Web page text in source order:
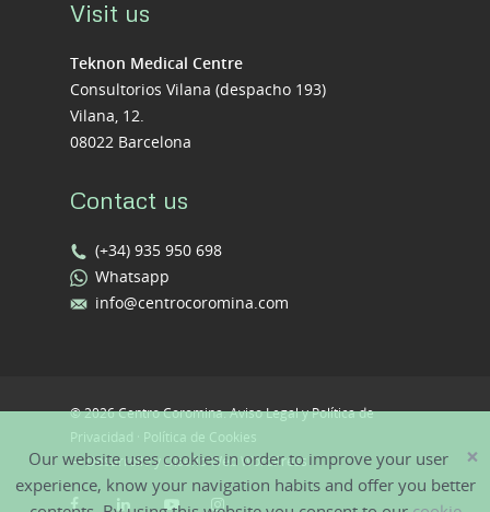
Visit us
Teknon Medical Centre
Consultorios Vilana (despacho 193)
Vilana, 12.
08022 Barcelona
Contact us
(+34) 935 950 698
Whatsapp
info@centrocoromina.com
© 2026 Centro Coromina.Aviso Legal y Política de
Privacidad
Política de Cookies
—Desarrollo y Diseño Web WordPress ×
Our website uses cookies in order to improve your user
experience, know your navigation habits and offer you better